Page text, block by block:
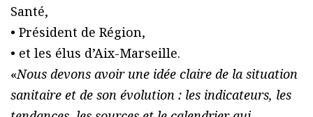
Santé,
• Président de Région,
• et les élus d’Aix-Marseille.
«Nous devons avoir une idée claire de la situation
sanitaire et de son évolution : les indicateurs, les